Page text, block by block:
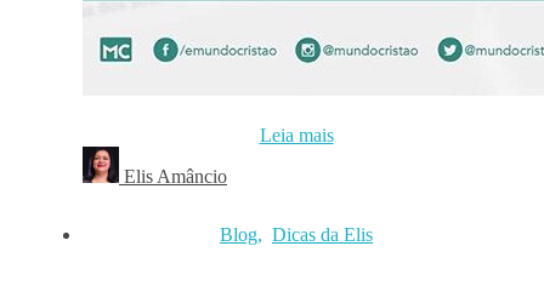
Leia mais
Elis Amâncio
Blog, Dicas da Elis